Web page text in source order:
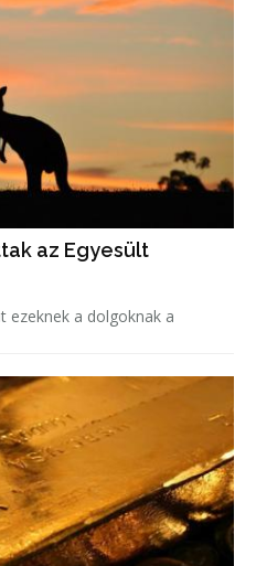
az Egyesült
ezeknek a dolgoknak a